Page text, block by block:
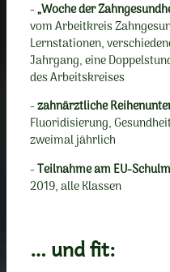
-„Woche der
vom Arbeitkreis
Lernstationen,
Jahrgang, eine
des Arbeitskreises
-zahnärztliche
Fluoridisierung,
zweimal jährlich
-Teilnahme am EU-
2019, alle Klassen
… und fit: